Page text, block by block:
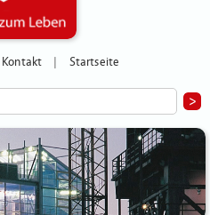
Kontakt Startseite